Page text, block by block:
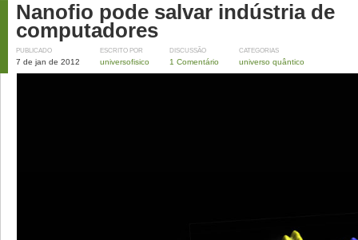
Nanofio pode salvar indústria de
computadores
PUBLICADO
7 de jan de 2012
ESCRITO POR
universofisico
DISCUSSÃO
1 Comentário
CATEGORIAS
universo quântico